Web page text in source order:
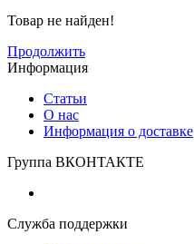
Товар не найден!
Продолжить
Информация
Статьи
О нас
Информация о доставке
Группа ВКОНТАКТЕ
Служба поддержки